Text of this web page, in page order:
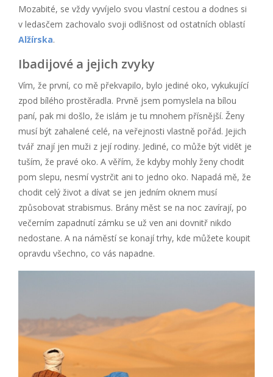
Mozabité, se vždy vyvíjelo svou vlastní cestou a dodnes si
v ledasčem zachovalo svoji odlišnost od ostatních oblastí
Alžírska.
Ibadijové a jejich zvyky
Vím, že první, co mě překvapilo, bylo jediné oko, vykukující
zpod bílého prostěradla. Prvně jsem pomyslela na bílou
paní, pak mi došlo, že islám je tu mnohem přísnější. Ženy
musí být zahalené celé, na veřejnosti vlastně pořád. Jejich
tvář znají jen muži z její rodiny. Jediné, co může být vidět je
tuším, že pravé oko. A věřím, že kdyby mohly ženy chodit
pom slepu, nesmí vystrčit ani to jedno oko. Napadá mě, že
chodit celý život a dívat se jen jedním oknem musí
způsobovat strabismus. Brány měst se na noc zavírají, po
večerním zapadnutí zámku se už ven ani dovnitř nikdo
nedostane. A na náměstí se konají trhy, kde můžete koupit
opravdu všechno, co vás napadne.